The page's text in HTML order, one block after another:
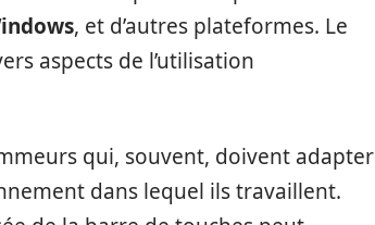
, et d’autres plateformes. Le
aspects de l’utilisation
qui, souvent, doivent adapter
dans lequel ils travaillent.